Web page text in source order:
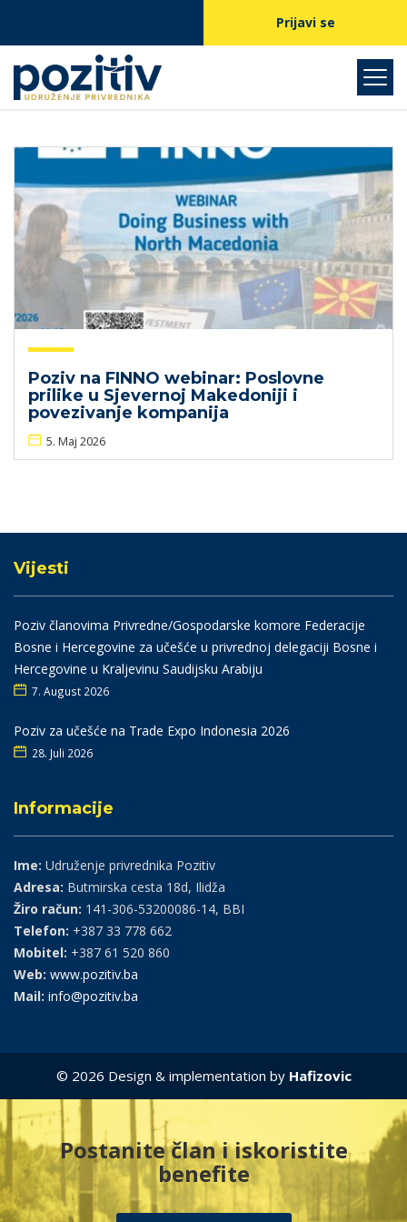
Prijavi se
Poziv na FINNO webinar: Poslovne
prilike u Sjevernoj Makedoniji i
povezivanje kompanija
5. Maj 2026
Vijesti
Poziv članovima Privredne/Gospodarske komore Federacije
Bosne i Hercegovine za učešće u privrednoj delegaciji Bosne i
Hercegovine u Kraljevinu Saudijsku Arabiju
7. August 2026
Poziv za učešće na Trade Expo Indonesia 2026
28. Juli 2026
Informacije
Ime: Udruženje privrednika Pozitiv
Adresa: Butmirska cesta 18d, Ilidža
Žiro račun: 141-306-53200086-14, BBI
Telefon: +387 33 778 662
Mobitel: +387 61 520 860
Web: www.pozitiv.ba
Mail: info@pozitiv.ba
© 2026 Design & implementation by Hafizovic
Postanite član i iskoristite
benefite